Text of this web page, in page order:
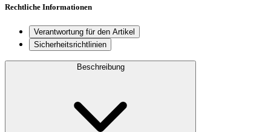
Rechtliche Informationen
Verantwortung für den Artikel
Sicherheitsrichtlinien
Beschreibung